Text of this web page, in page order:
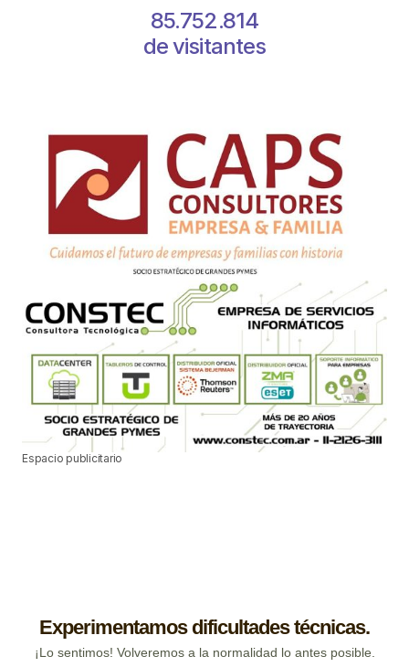
85.752.814
de visitantes
Espacio publicitario